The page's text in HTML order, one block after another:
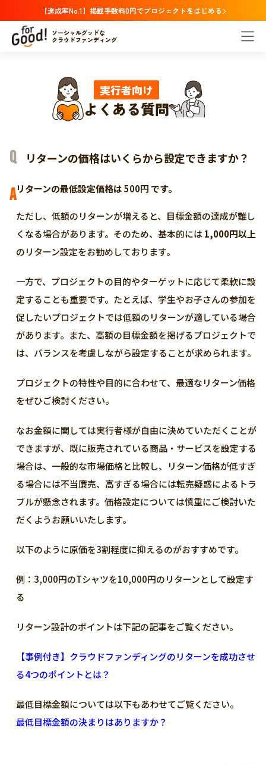
【達成率No.1】掲載手数料0円でプロジェクトをはじめる
ソーシャルグッドな
クラウドファンディング
実行者向け
よくある質問
リターンの価格はいくらから設定できますか？
Aリターンの最低設定価格は500円 です。
ただし、低額のリターンが増えると、目標金額の達成が難し
くなる場合があります。そのため、基本的には1,000円以上
のリターン設定をお勧めしております。
一方で、プロジェクトの目的やターゲットに応じて柔軟に設
定することも重要です。たとえば、学生やお子さんの参加を
促したいプロジェクトでは低額のリターンが適している場合
があります。また、高額の目標金額を掲げるプロジェクトで
は、バランスを考慮しながら設定することが求められます。
プロジェクトの特性や目的に合わせて、最適なリターン価格
をぜひご検討ください。
なお金額に関しては実行者様が自由に決めていただくことが
できますが、既に販売されている商品・サービスを設定する
場合は、一般的な市場価格と比較し、リターン価格が低すぎ
る場合には不当廉売、高すぎる場合には転売疑惑によるトラ
ブルが懸念されます。価格設定については慎重にご検討いた
だくようお願いいたします。
以下のように原価を3割程度に抑えるのがおすすめです。
例：3,000円のTシャツを10,000円のリターンとして設定す
る
リターン設計のポイントは下記の記事をご覧ください。
【事例付き】クラウドファンディングのリターンを成功させ
る4つのポイントとは？
最低目標金額については以下もあわせてご覧ください。
最低目標金額の決まりはありますか？